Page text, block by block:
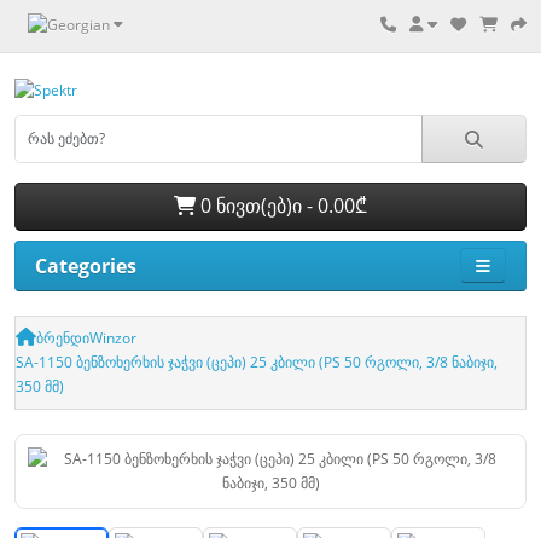
0 ნივთ(ებ)ი - 0.00₾
Categories
ბრენდიWinzor
SA-1150 ბენზოხერხის ჯაჭვი (ცეპი) 25 კბილი (PS 50 რგოლი, 3/8 ნაბიჯი,
350 მმ)